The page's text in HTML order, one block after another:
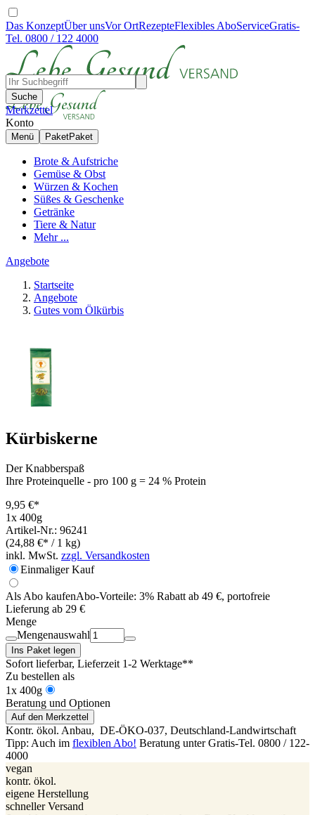
Das KonzeptÜber unsVor OrtRezepteFlexibles AboServiceGratis-
Tel. 0800 / 122 4000
Suche
Merkzettel
Konto
Menü PaketPaket
Brote & Aufstriche
Gemüse & Obst
Würzen & Kochen
Süßes & Geschenke
Getränke
Tiere & Natur
Mehr ...
Angebote
Startseite
Angebote
Gutes vom Ölkürbis
Kürbiskerne
Der Knabberspaß
Ihre Proteinquelle - pro 100 g = 24 % Protein
9,95 €*
1x 400g
Artikel-Nr.: 96241
(24,88 €* / 1 kg)
inkl. MwSt. zzgl. Versandkosten
Einmaliger Kauf
Als Abo kaufenAbo-Vorteile: 3% Rabatt ab 49 €, portofreie
Lieferung ab 29 €
Menge
Mengenauswahl
Ins Paket legen
Sofort lieferbar, Lieferzeit 1-2 Werktage**
Zu bestellen als
1x 400g
Beratung und Optionen
Auf den Merkzettel
Kontr. ökol. Anbau, DE-ÖKO-037, Deutschland-Landwirtschaft
Tipp: Auch im flexiblen Abo! Beratung unter Gratis-Tel. 0800 / 122-
4000
vegan
kontr. ökol.
eigene Herstellung
schneller Versand